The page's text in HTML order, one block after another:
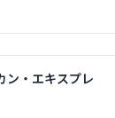
ン・エキスプレ